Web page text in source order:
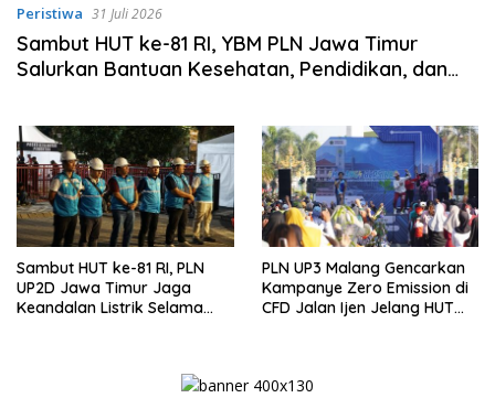
Peristiwa 31 Juli 2026
Sambut HUT ke-81 RI, YBM PLN Jawa Timur
Salurkan Bantuan Kesehatan, Pendidikan, dan
Sambut HUT ke-81 RI, PLN
UP2D Jawa Timur Jaga
Keandalan Listrik Selama
PLN UP3 Malang Gencarkan
Kampanye Zero Emission di
CFD Jalan Ijen Jelang HUT